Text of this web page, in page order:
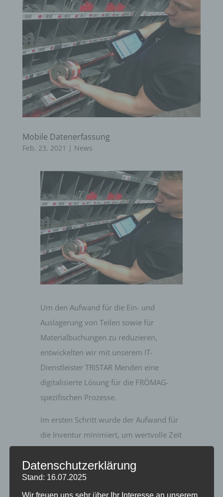
Mobile Datenerfassung
Feb. 23, 2021 | News
Um den Aufwand für die Ein- und
Auslagerung von Teilen sowie für
Materialbuchungen zu reduzieren,
entwickelten wir mit unserem IT-
Dienstleister TRISTAR Menden eine
digitalisierte Lösung für die FRÖMAG-
spezifischen Prozesse.
Im ersten Schritt wurde der Aufwand für
die Inventur minimiert, um wertvolle Zeit
zu sparen. Im weiteren Projektverlauf
wurden Wareneingangsbuchungen,
Lagerbuchungen und der
Einlagerungsprozess weitestgehend
Datenschutzerklärung
Stand: 16.07.2025
Wir freuen uns sehr über Ihr Interesse an unserem